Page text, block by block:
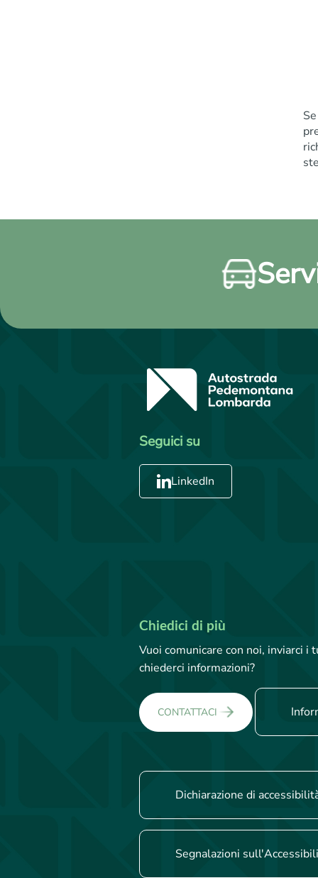
Seguici su
LinkedIn
Chiedici di più
Vuoi comunicare con noi, inviarci
chiederci informazioni?
CONTATTACI
Dichiarazione di
Segnalazioni